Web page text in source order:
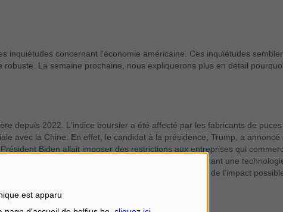
inquiétudes concernant l'économie américaine. Ces inquiétudes
La semaine prochaine, nous expliquerons plus en détail
depuis 2022. L'indice boursier a été affecté par les fabricants de
avec la Chine. En effet, le candidat à la présidence, Trump, a annoncé
Biden allait imposer des restrictions aux entreprises qui
d'introduire un contrôle sur chaque produit comportant une
ASML, par exemple, a fortement chuté, en raison de l'impact
est apparu